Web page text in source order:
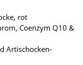
rot
Coenzym Q10 &
Artischocken-